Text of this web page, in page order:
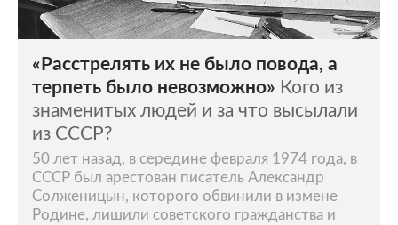
«Расстрелять их не было повода, а
терпеть было невозможно» Кого из
знаменитых людей и за что высылали
из СССР?
50 лет назад, в середине февраля 1974 года, в
СССР был арестован писатель Александр
Солженицын, которого обвинили в измене
Родине, лишили советского гражданства и